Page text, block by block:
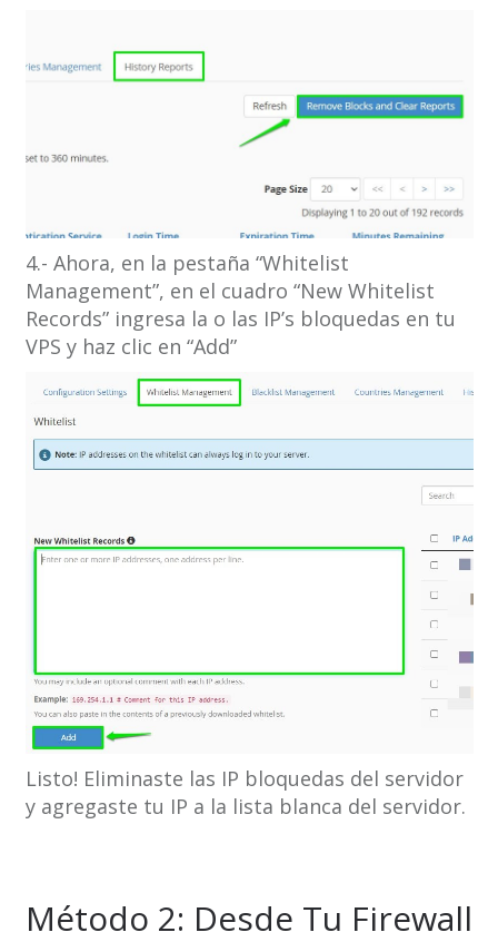
4.- Ahora, en la pestaña “Whitelist
Management”, en el cuadro “New Whitelist
Records” ingresa la o las IP’s bloquedas en tu
VPS y haz clic en “Add”
Listo! Eliminaste las IP bloquedas del servidor
y agregaste tu IP a la lista blanca del servidor.
Método 2: Desde Tu Firewall